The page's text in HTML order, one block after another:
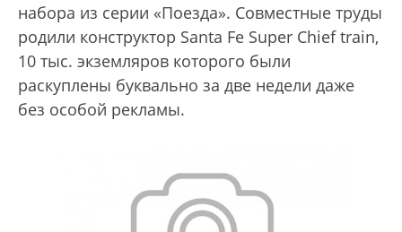
набора из серии «Поезда». Совместные труды
родили конструктор Santa Fe Super Chief train,
10 тыс. экземляров которого были
раскуплены буквально за две недели даже
без особой рекламы.